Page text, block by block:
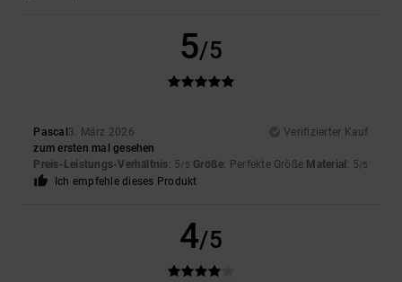
5/5
Pascal 3. März 2026
Verifizierter Kauf
zum ersten mal gesehen
Preis-Leistungs-Verhältnis: 5/5 Größe: Perfekte Größe Material : 5/5
Ich empfehle dieses Produkt
4/5